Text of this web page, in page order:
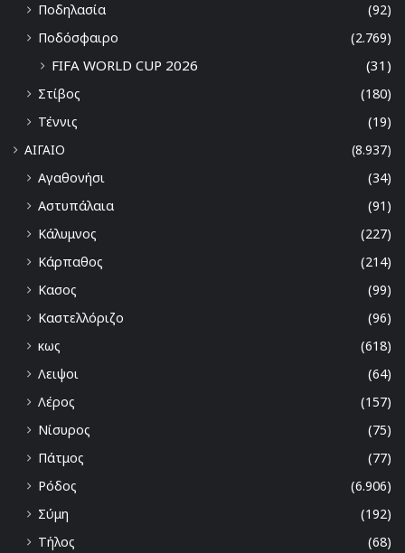
Ποδηλασία
(92)
Ποδόσφαιρο
(2.769)
FIFA WORLD CUP 2026 (31)
Στίβος
(180)
Τέννις
(19)
ΑΙΓΑΙΟ
(8.937)
Αγαθονήσι
(34)
Αστυπάλαια
(91)
Κάλυμνος
(227)
Κάρπαθος
(214)
Κασος
(99)
Καστελλόριζο
(96)
κως
(618)
Λειψοι
(64)
Λέρος
(157)
Νίσυρος
(75)
Πάτμος
(77)
Ρόδος
(6.906)
Σύμη
(192)
Τήλος
(68)